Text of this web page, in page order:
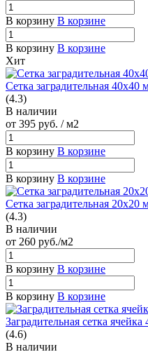
В корзину В корзине
В корзину В корзине
Хит
Сетка заградительная
(4.3)
В наличии
от 395 руб. / м2
В корзину В корзине
В корзину В корзине
Сетка заградительная
(4.3)
В наличии
от 260 руб./м2
В корзину В корзине
В корзину В корзине
Заградительная сетка
(4.6)
В наличии